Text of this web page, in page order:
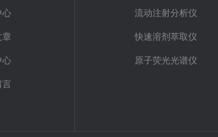
心
章
心
言
流动注射分析仪
快速溶剂萃取仪
原子荧光光谱仪